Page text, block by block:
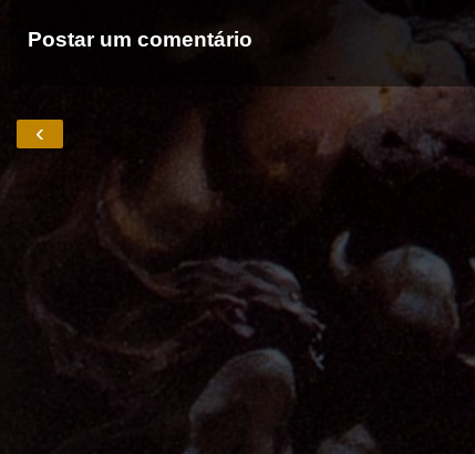
Postar um comentário
‹